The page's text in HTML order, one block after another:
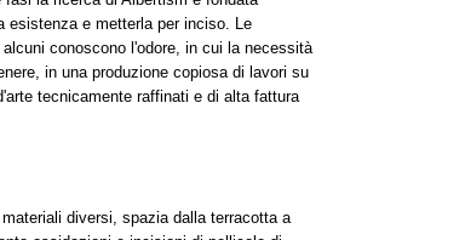
esistenza e metterla per inciso. Le
conoscono l'odore, in cui la necessità
in una produzione copiosa di lavori su
tecnicamente raffinati e di alta fattura
diversi, spazia dalla terracotta a